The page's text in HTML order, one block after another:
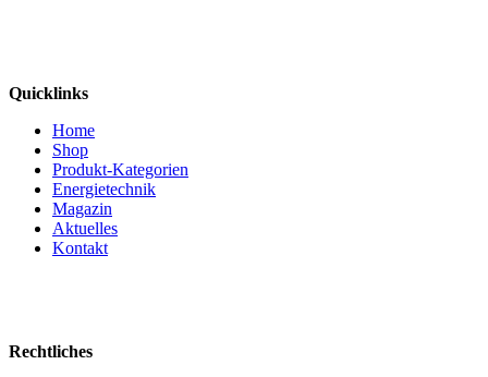
Quicklinks
Home
Shop
Produkt-Kategorien
Energietechnik
Magazin
Aktuelles
Kontakt
Rechtliches